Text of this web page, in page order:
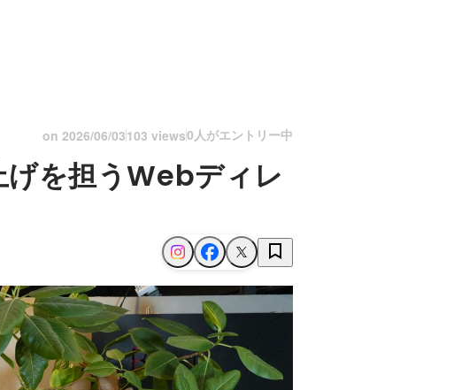
on 2026/06/03103 views0人がエントリー中
げを担うWebディレ